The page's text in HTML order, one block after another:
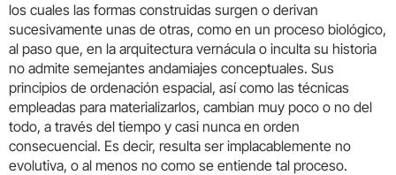
los cuales las formas construidas surgen o derivan
sucesivamente unas de otras, como en un proceso biológico,
al paso que, en la arquitectura vernácula o inculta su historia
no admite semejantes andamiajes conceptuales. Sus
principios de ordenación espacial, así como las técnicas
empleadas para materializarlos, cambian muy poco o no del
todo, a través del tiempo y casi nunca en orden
consecuencial. Es decir, resulta ser implacablemente no
evolutiva, o al menos no como se entiende tal proceso.